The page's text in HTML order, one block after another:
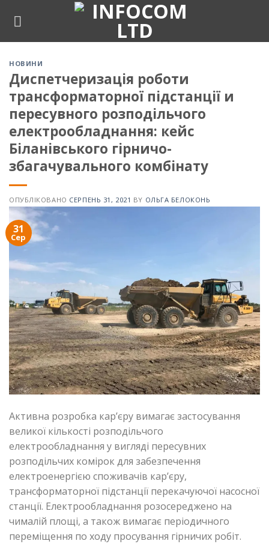
НОВИНИ
Диспетчеризація роботи
трансформаторної підстанції и
пересувного розподільчого
електрообладнання: кейс
Біланівського гірничо-
збагачувального комбінату
ОПУБЛІКОВАНО СЕРПЕНЬ 31, 2021 BY ОЛЬГА БЕЛОКОНЬ
31
Сер
Активна розробка кар’єру вимагає застосування
великої кількості розподільчого
електрообладнання у вигляді пересувних
розподільчих комірок для забезпечення
електроенергією споживачів кар’єру,
трансформаторної підстанції перекачуючої насосної
станції. Електрообладнання розосереджено на
чималій площі, а також вимагає періодичного
переміщення по ходу просування гірничих робіт.